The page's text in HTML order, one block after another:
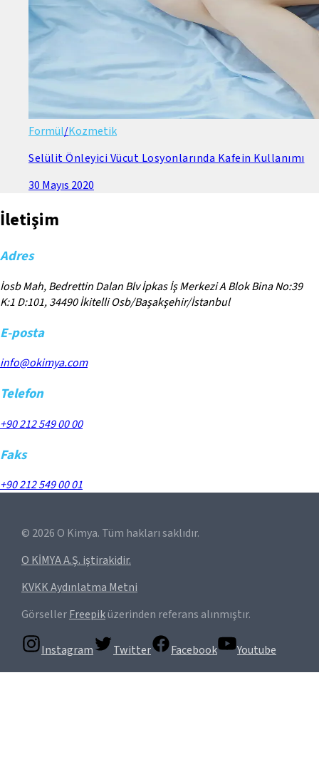
Formül/Kozmetik
Selülit Önleyici Vücut Losyonlarında Kafein Kullanımı
30 Mayıs 2020
İletişim
Adres
İosb Mah, Bedrettin Dalan Blv İpkas İş Merkezi A Blok Bina No:39
K:1 D:101, 34490 İkitelli Osb/Başakşehir/İstanbul
E-posta
info@okimya.com
Telefon
+90 212 549 00 00
Faks
+90 212 549 00 01
© 2026 O Kimya. Tüm hakları saklıdır.
O KİMYA A.Ş. iştirakidir.
KVKK Aydınlatma Metni
GörsellerFreepiküzerinden referans alınmıştır.
Instagram Twitter Facebook Youtube